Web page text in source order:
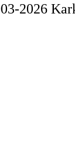
2026